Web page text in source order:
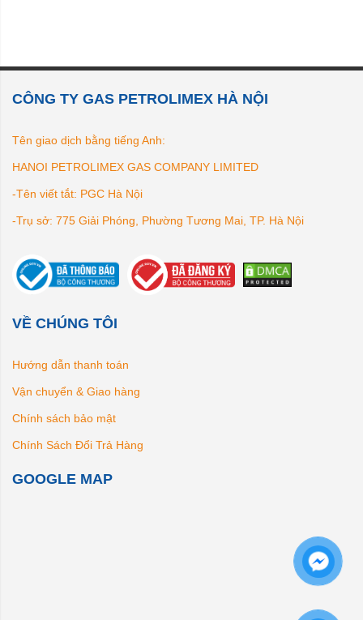
CÔNG TY GAS PETROLIMEX HÀ NỘI
Tên giao dịch bằng tiếng Anh:
HANOI PETROLIMEX GAS COMPANY LIMITED
-Tên viết tắt: PGC Hà Nội
-Trụ sở: 775 Giải Phóng, Phường Tương Mai, TP. Hà Nội
VỀ CHÚNG TÔI
Hướng dẫn thanh toán
Vận chuyển & Giao hàng
Chính sách bảo mật
Chính Sách Đổi Trả Hàng
GOOGLE MAP